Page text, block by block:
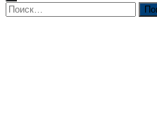
Найти: